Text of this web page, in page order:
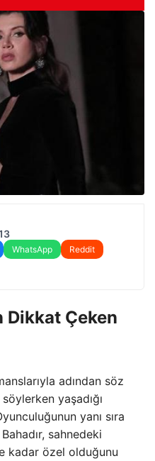
WhatsApp
Reddit
Dikkat Çeken
adından söz
söylerken yaşadığı
yanı sıra
sahnedeki
kadar özel olduğunu